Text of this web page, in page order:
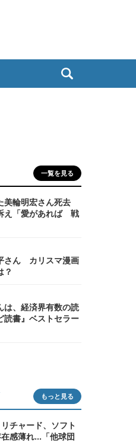
一覧を見る
美輪明宏さん死去
え「愛があれば 戦
さん カリスマ漫画
？
は、経済界有数の読
書』ベストセラー
もっと見る
チャード、ソフト
感薄れ...「他球団